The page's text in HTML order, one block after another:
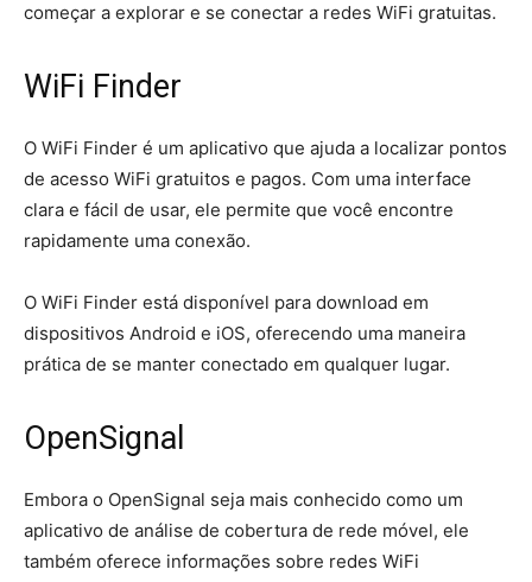
começar a explorar e se conectar a redes WiFi gratuitas.
WiFi Finder
O WiFi Finder é um aplicativo que ajuda a localizar pontos
de acesso WiFi gratuitos e pagos. Com uma interface
clara e fácil de usar, ele permite que você encontre
rapidamente uma conexão.
O WiFi Finder está disponível para download em
dispositivos Android e iOS, oferecendo uma maneira
prática de se manter conectado em qualquer lugar.
OpenSignal
Embora o OpenSignal seja mais conhecido como um
aplicativo de análise de cobertura de rede móvel, ele
também oferece informações sobre redes WiFi